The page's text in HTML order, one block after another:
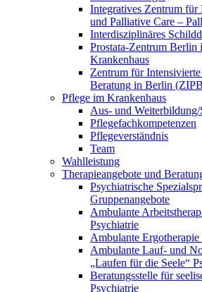
Integratives Zentrum
und Palliative Care –
Interdisziplinäres
Prostata-Zentrum
Krankenhaus
Zentrum für
Beratung in Berlin
Pflege im Krankenhaus
Aus- und
Pflegefachkompetenzen
Pflegeverständnis
Team
Wahlleistung
Therapieangebote und
Psychiatrische
Gruppenangebote
Ambulante
Psychiatrie
Ambulante Ergotherapie
Ambulante Lauf- und
„Laufen für die Seele“
Beratungsstelle für
Psychiatrie